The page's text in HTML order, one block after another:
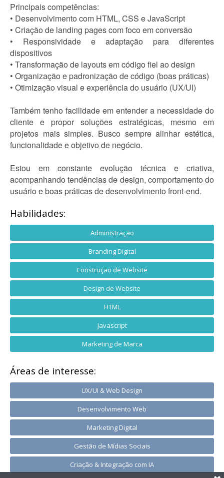
Principais competências:
• Desenvolvimento com HTML, CSS e JavaScript
• Criação de landing pages com foco em conversão
• Responsividade e adaptação para diferentes
dispositivos
• Transformação de layouts em código fiel ao design
• Organização e padronização de código (boas práticas)
• Otimização visual e experiência do usuário (UX/UI)
Também tenho facilidade em entender a necessidade do
cliente e propor soluções estratégicas, mesmo em
projetos mais simples. Busco sempre alinhar estética,
funcionalidade e objetivo de negócio.
Estou em constante evolução técnica e criativa,
acompanhando tendências de design, comportamento do
usuário e boas práticas de desenvolvimento front-end.
Habilidades:
Administração
Branding Digital
Construção de Website
Design de Website
HTML
Javascript
Marketing de Marca
Áreas de interesse:
UX/UI & Web Design
Desenvolvimento Web
Marketing Digital
Gestão de Mídias Sociais
Criação & Integração com IA